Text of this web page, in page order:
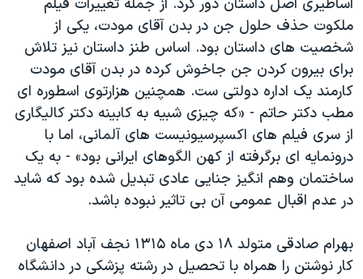
اساطیری اصل داستان دور کرد. از جمله تغییرات فیلم
ملکوت حذف حلول جن در بدن آقای مودت، یکی از
شخصیت های داستان بود. اساس طنز داستان نیز تلاش
برای بیرون کردن جن جاخوش کرده در بدن آقای مودت
کارمند یک اداره دولتی ست. همچنین هزارتوی اسطوره ای
مطب دکتر حاتم - «که چیزی شبیه به کابینه دکتر کالیگاری
از سری فیلم های اکسپرسیونیست های آلمانی، اما با
درونمایه ای برگرفته از کهن الگوهای ایرانی بود» - به یک
ساختمان وهم انگیز جنایی عادی تبدیل شده بود که شاید
در عدم اقبال عمومی آن بی تاثیر نبوده باشد.
بهرام صادقی متولد ۱۸ دی ماه ۱۳۱۵ نجف آباد اصفهان
کار نوشتن را همراه با تحصیل در رشته پزشکی در دانشگاه